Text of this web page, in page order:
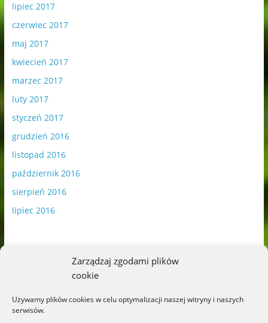
Zarządzaj zgodami plików
cookie
Używamy plików cookies w celu optymalizacji naszej witryny i naszych
serwisów.
lipiec 2017
czerwiec 2017
maj 2017
kwiecień 2017
marzec 2017
luty 2017
styczeń 2017
grudzień 2016
listopad 2016
październik 2016
sierpień 2016
lipiec 2016